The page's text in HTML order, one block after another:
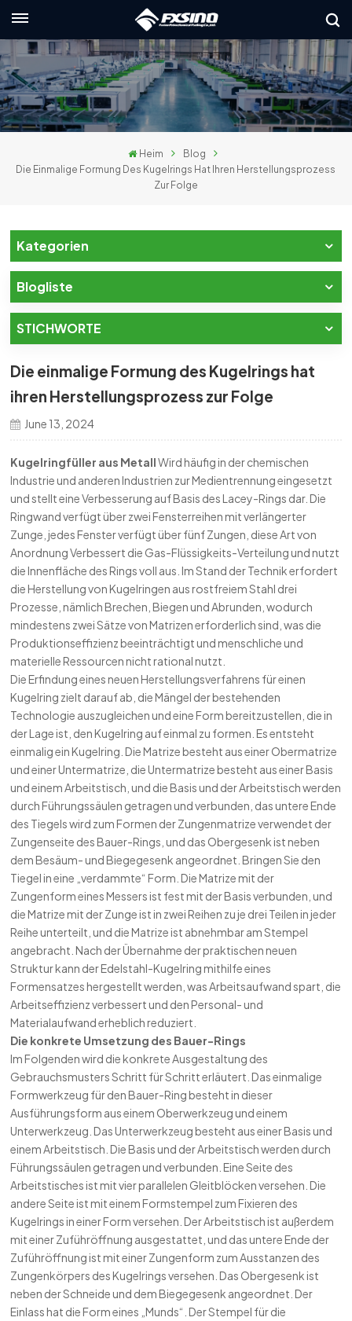
本語
국의
文
Heim
Blog
Die Einmalige Formung Des Kugelrings Hat Ihren Herstellungsprozess
Zur Folge
Kategorien
Blogliste
STICHWORTE
Die einmalige Formung des Kugelrings hat
ihren Herstellungsprozess zur Folge
June 13, 2024
Kugelringfüller aus MetallWird häufig in der chemischen
Industrie und anderen Industrien zur Medientrennung eingesetzt
und stellt eine Verbesserung auf Basis des Lacey-Rings dar. Die
Ringwand verfügt über zwei Fensterreihen mit verlängerter
Zunge, jedes Fenster verfügt über fünf Zungen, diese Art von
Anordnung Verbessert die Gas-Flüssigkeits-Verteilung und nutzt
die Innenfläche des Rings voll aus. Im Stand der Technik erfordert
die Herstellung von Kugelringen aus rostfreiem Stahl drei
Prozesse, nämlich Brechen, Biegen und Abrunden, wodurch
mindestens zwei Sätze von Matrizen erforderlich sind, was die
Produktionseffizienz beeinträchtigt und menschliche und
materielle Ressourcen nicht rational nutzt.
Die Erfindung eines neuen Herstellungsverfahrens für einen
Kugelring zielt darauf ab, die Mängel der bestehenden
Technologie auszugleichen und eine Form bereitzustellen, die in
der Lage ist, den Kugelring auf einmal zu formen. Es entsteht
einmalig ein Kugelring. Die Matrize besteht aus einer Obermatrize
und einer Untermatrize, die Untermatrize besteht aus einer Basis
und einem Arbeitstisch, und die Basis und der Arbeitstisch werden
durch Führungssäulen getragen und verbunden, das untere Ende
des Tiegels wird zum Formen der Zungenmatrize verwendet der
Zungenseite des Bauer-Rings, und das Obergesenk ist neben
dem Besäum- und Biegegesenk angeordnet. Bringen Sie den
Tiegel in eine „verdammte“ Form. Die Matrize mit der
Zungenform eines Messers ist fest mit der Basis verbunden, und
die Matrize mit der Zunge ist in zwei Reihen zu je drei Teilen in jeder
Reihe unterteilt, und die Matrize ist abnehmbar am Stempel
angebracht. Nach der Übernahme der praktischen neuen
Struktur kann der Edelstahl-Kugelring mithilfe eines
Formensatzes hergestellt werden, was Arbeitsaufwand spart, die
Arbeitseffizienz verbessert und den Personal- und
Materialaufwand erheblich reduziert.
Die konkrete Umsetzung des Bauer-Rings
Im Folgenden wird die konkrete Ausgestaltung des
Gebrauchsmusters Schritt für Schritt erläutert. Das einmalige
Formwerkzeug für den Bauer-Ring besteht in dieser
Ausführungsform aus einem Oberwerkzeug und einem
Unterwerkzeug. Das Unterwerkzeug besteht aus einer Basis und
einem Arbeitstisch. Die Basis und der Arbeitstisch werden durch
Führungssäulen getragen und verbunden. Eine Seite des
Arbeitstisches ist mit vier parallelen Gleitblöcken versehen. Die
andere Seite ist mit einem Formstempel zum Fixieren des
Kugelrings in einer Form versehen. Der Arbeitstisch ist außerdem
mit einer Zuführöffnung ausgestattet, und das untere Ende der
Zuführöffnung ist mit einer Zungenform zum Ausstanzen des
Zungenkörpers des Kugelrings versehen. Das Obergesenk ist
neben der Schneide und dem Biegegesenk angeordnet. Der
Einlass hat die Form eines „Munds“. Der Stempel für die